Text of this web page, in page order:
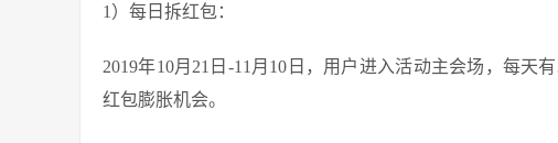
1）每日拆红包：
2019年10月21日-11月10日，用户进入活动主会场，每天
红包膨胀机会。